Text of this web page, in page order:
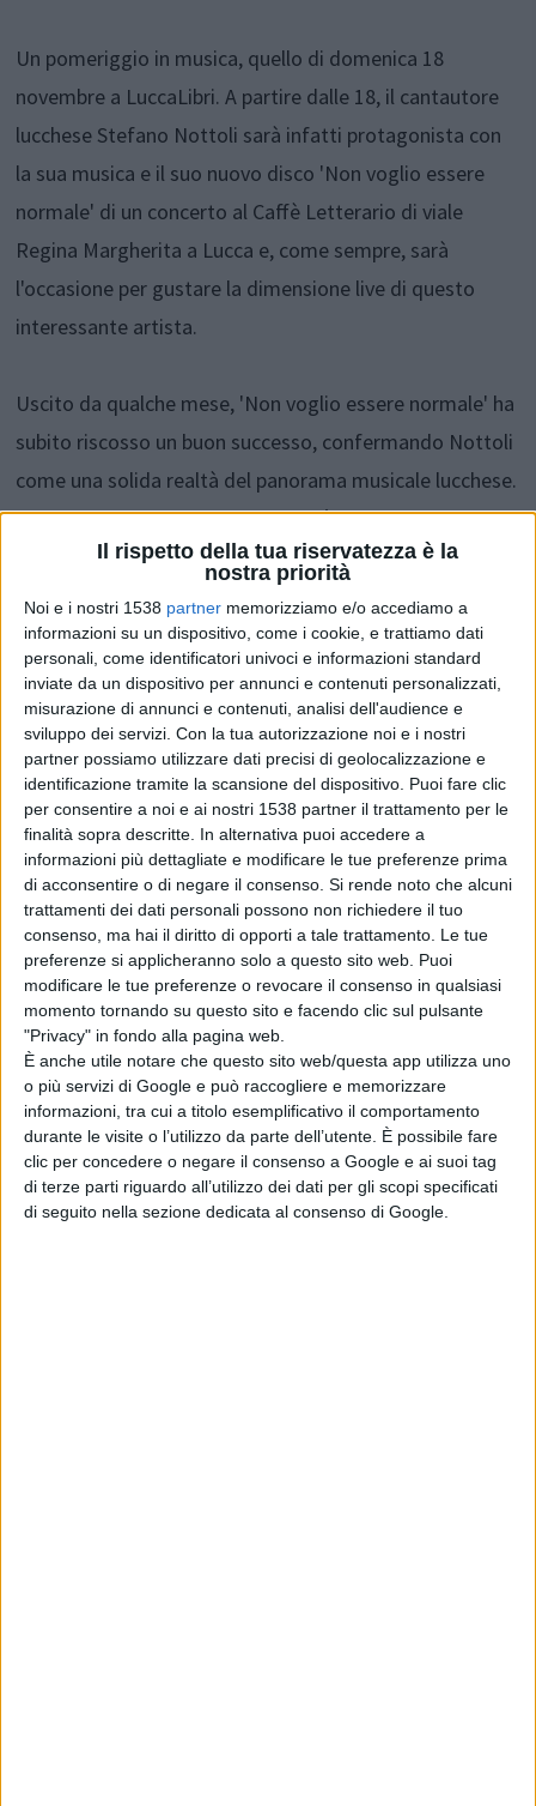
Il rispetto della tua riservatezza è la
nostra priorità
Noi e i nostri 1538 partner memorizziamo e/o accediamo a
informazioni su un dispositivo, come i cookie, e trattiamo dati
personali, come identificatori univoci e informazioni standard
inviate da un dispositivo per annunci e contenuti personalizzati,
misurazione di annunci e contenuti, analisi dell'audience e
sviluppo dei servizi. Con la tua autorizzazione noi e i nostri
partner possiamo utilizzare dati precisi di geolocalizzazione e
identificazione tramite la scansione del dispositivo. Puoi fare clic
per consentire a noi e ai nostri 1538 partner il trattamento per le
finalità sopra descritte. In alternativa puoi accedere a
informazioni più dettagliate e modificare le tue preferenze prima
di acconsentire o di negare il consenso. Si rende noto che alcuni
trattamenti dei dati personali possono non richiedere il tuo
consenso, ma hai il diritto di opporti a tale trattamento. Le tue
preferenze si applicheranno solo a questo sito web. Puoi
modificare le tue preferenze o revocare il consenso in qualsiasi
momento tornando su questo sito e facendo clic sul pulsante
"Privacy" in fondo alla pagina web.
È anche utile notare che questo sito web/questa app utilizza uno
o più servizi di Google e può raccogliere e memorizzare
informazioni, tra cui a titolo esemplificativo il comportamento
durante le visite o l’utilizzo da parte dell’utente. È possibile fare
clic per concedere o negare il consenso a Google e ai suoi tag
di terze parti riguardo all’utilizzo dei dati per gli scopi specificati
di seguito nella sezione dedicata al consenso di Google.
Un pomeriggio in musica, quello di domenica 18
novembre a LuccaLibri. A partire dalle 18, il cantautore
lucchese Stefano Nottoli sarà infatti protagonista con
la sua musica e il suo nuovo disco 'Non voglio essere
normale' di un concerto al Caffè Letterario di viale
Regina Margherita a Lucca e, come sempre, sarà
l'occasione per gustare la dimensione live di questo
interessante artista.
Uscito da qualche mese, 'Non voglio essere normale' ha
subito riscosso un buon successo, confermando Nottoli
come una solida realtà del panorama musicale lucchese.
L'aver dato alle stampe un disco più 'personale', dove al
posto delle storie di altri, parla di sé e della sua storia, e
una maturazione artistica e musicale, hanno fatto sì che
Nottoli sia stato protagonista di numerosi concerti
anche al di fuori della Toscana nei mesi estivi,
raccogliendo sempre ampi consensi.
Nottoli, classe '78, indeciso tra fare il professore di
scienze e il musicista, risolve il problema e fa entrambe
le cose, compiendo esperimenti di chimica in sala prove
e suonando la beute nel laboratorio scientifico. Da
solista pubblica 'Ritagli di tempo' (2012) e
'Parafango' (2015), due pennellate ben definite in un
percorso artistico dai colori accesi e vivaci.
Condividi su:
ARGOMENTI: lucca Stefano Nottoli